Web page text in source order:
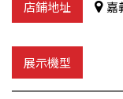
嘉